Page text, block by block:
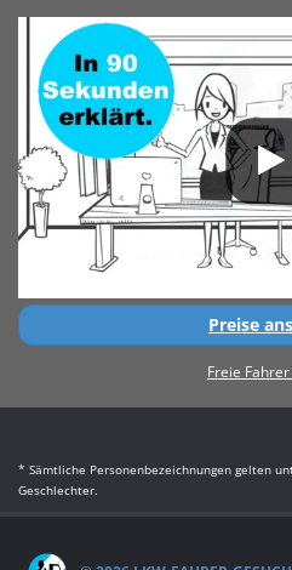
Preise
Freie
* Sämtliche Personenbezeichnungen gelten
Geschlechter.